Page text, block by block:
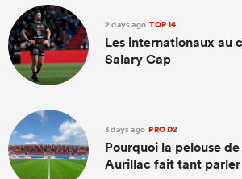
2 days ago TOP 14
Les internationaux au
Salary Cap
3 days ago PRO D2
Pourquoi la pelouse
Aurillac fait tant parler